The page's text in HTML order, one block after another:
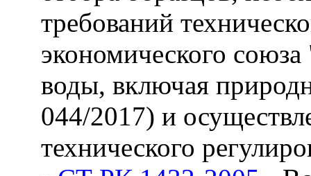
требований
экономического
воды, включая
044/2017) и
технического